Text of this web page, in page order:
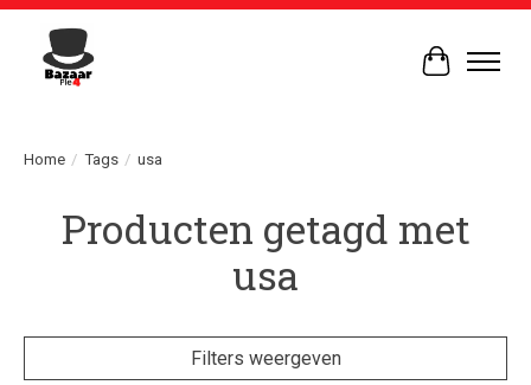
Home / Tags / usa
Producten getagd met
usa
Filters weergeven